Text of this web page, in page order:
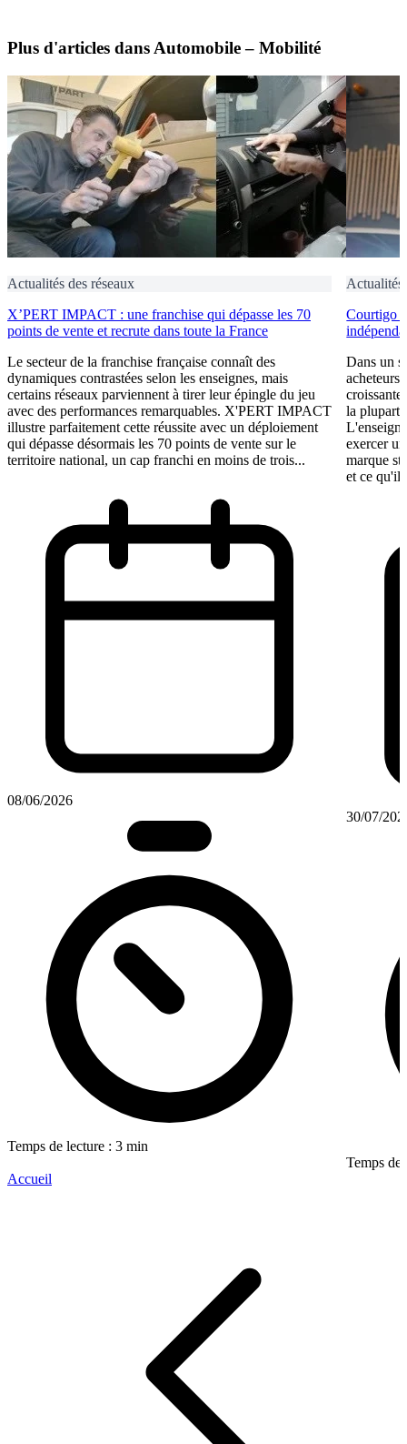
Plus d'articles dans Automobile – Mobilité
Actualités des réseaux
X’PERT IMPACT : une franchise qui dépasse les 70
points de vente et recrute dans toute la France
Le secteur de la franchise française connaît des
dynamiques contrastées selon les enseignes, mais
certains réseaux parviennent à tirer leur épingle du jeu
avec des performances remarquables. X'PERT IMPACT
illustre parfaitement cette réussite avec un déploiement
qui dépasse désormais les 70 points de vente sur le
territoire national, un cap franchi en moins de trois...
08/06/2026
Temps de lecture : 3 min
Actualités
Courtigo :
Dans un
acheteurs
la plupart
exercer
marque
et ce qu'il
30/07/
Temps de
Accueil